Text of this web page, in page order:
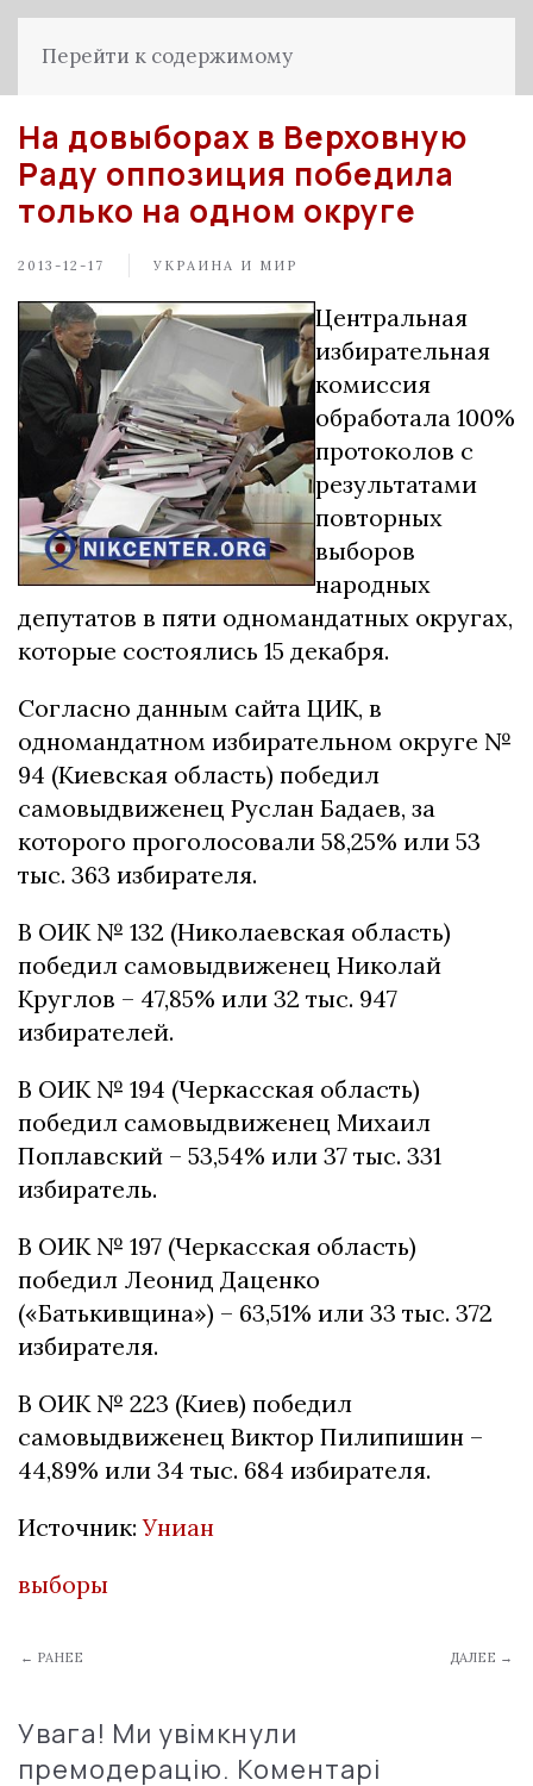
Перейти к содержимому
На довыборах в Верховную
Раду оппозиция победила
только на одном округе
2013-12-17 УКРАИНА И МИР
Центральная
избирательная
комиссия
обработала 100%
протоколов с
результатами
повторных
выборов
народных
депутатов в пяти одномандатных округах,
которые состоялись 15 декабря.
Согласно данным сайта ЦИК, в
одномандатном избирательном округе №
94 (Киевская область) победил
самовыдвиженец Руслан Бадаев, за
которого проголосовали 58,25% или 53
тыс. 363 избирателя.
В ОИК № 132 (Николаевская область)
победил самовыдвиженец Николай
Круглов – 47,85% или 32 тыс. 947
избирателей.
В ОИК № 194 (Черкасская область)
победил самовыдвиженец Михаил
Поплавский – 53,54% или 37 тыс. 331
избиратель.
В ОИК № 197 (Черкасская область)
победил Леонид Даценко
(«Батькивщина») – 63,51% или 33 тыс. 372
избирателя.
В ОИК № 223 (Киев) победил
самовыдвиженец Виктор Пилипишин –
44,89% или 34 тыс. 684 избирателя.
Источник:Униан
выборы
← РАНЕЕ ДАЛЕЕ →
Увага! Ми увімкнули
премодерацію. Коментарі